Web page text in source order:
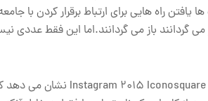
یافتن راه هایی برای ارتباط برقرار کردن